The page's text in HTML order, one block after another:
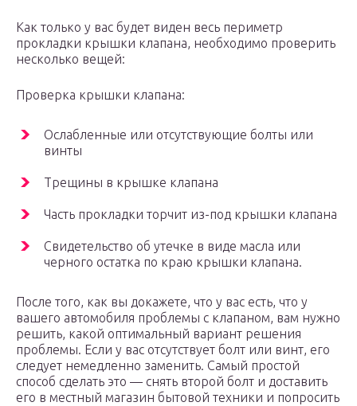
Как только у вас будет виден весь периметр
прокладки крышки клапана, необходимо проверить
несколько вещей:
Проверка крышки клапана:
Ослабленные или отсутствующие болты или
винты
Трещины в крышке клапана
Часть прокладки торчит из-под крышки клапана
Свидетельство об утечке в виде масла или
черного остатка по краю крышки клапана.
После того, как вы докажете, что у вас есть, что у
вашего автомобиля проблемы с клапаном, вам нужно
решить, какой оптимальный вариант решения
проблемы. Если у вас отсутствует болт или винт, его
следует немедленно заменить. Самый простой
способ сделать это — снять второй болт и доставить
его в местный магазин бытовой техники и попросить